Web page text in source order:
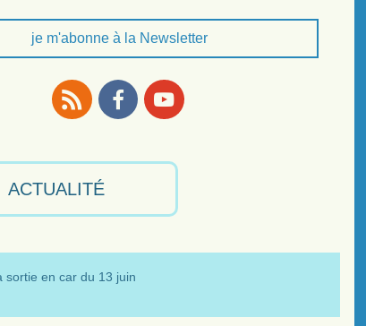
je m'abonne à la Newsletter
ACTUALITÉ
sortie en car du 13 juin